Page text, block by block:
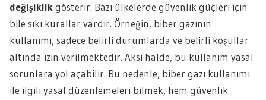
değişiklik gösterir. Bazı ülkelerde güvenlik güçleri için
bile sıkı kurallar vardır. Örneğin, biber gazının
kullanımı, sadece belirli durumlarda ve belirli koşullar
altında izin verilmektedir. Aksi halde, bu kullanım yasal
sorunlara yol açabilir. Bu nedenle, biber gazı kullanımı
ile ilgili yasal düzenlemeleri bilmek, hem güvenlik